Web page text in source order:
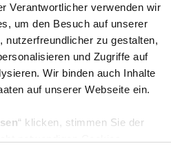
Verantwortlicher verwenden wir
um den Besuch auf unserer
nutzerfreundlicher zu gestalten,
und Zugriffe auf
Wir binden auch Inhalte
auf unserer Webseite ein.
“ klicken, stimmen Sie der